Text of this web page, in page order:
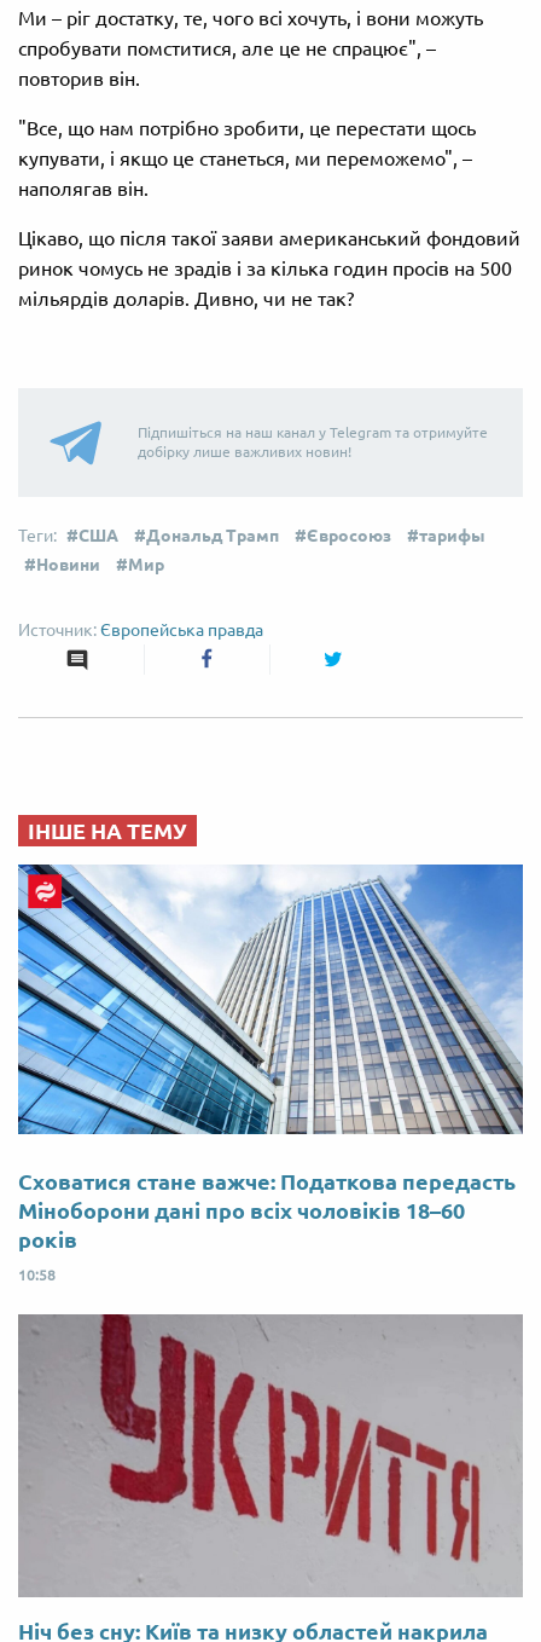
Ми – ріг достатку, те, чого всі хочуть, і вони можуть
спробувати помститися, але це не спрацює", –
повторив він.
"Все, що нам потрібно зробити, це перестати щось
купувати, і якщо це станеться, ми переможемо", –
наполягав він.
Цікаво, що після такої заяви американський фондовий
ринок чомусь не зрадів і за кілька годин просів на 500
мільярдів доларів. Дивно, чи не так?
Підпишіться на наш канал у Telegram та отримуйте
добірку лише важливих новин!
США Дональд Трамп Євросоюз
тарифы
Новини
Мир
Європейська правда
ІНШЕ НА ТЕМУ
Сховатися стане важче: Податкова передасть
Міноборони дані про всіх чоловіків 18–60
років
10:58
Ніч без сну: Київ та низку областей накрила